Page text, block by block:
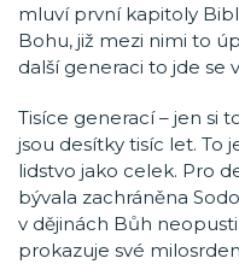
mluví první kapitoly
Bohu, již mezi nimi to
další generaci to jde se
Tisíce generací – jen si
jsou desítky tisíc let. To
lidstvo jako celek. Pro
bývala zachráněna
v dějinách Bůh
prokazuje své